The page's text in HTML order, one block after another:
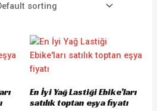
En İyi Yağ Lastiği Ebike’ları
satılık toptan eşya fiyatı